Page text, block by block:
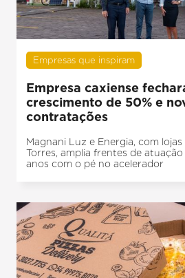
Empresas que inspiram
Empresa caxiense
crescimento de 50% e
contratações
Magnani Luz e Energia, com lojas
Torres, amplia frentes de
anos com o pé no acelerador